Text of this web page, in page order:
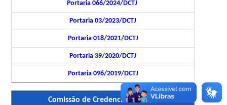
Portaria 066/2024/DCTJ
Portaria 03/2023/DCTJ
Portaria 018/2021/DCTJ
Portaria 39/2020/DCTJ
Portaria 096/2019/DCTJ
Comissão de Credenciamento,